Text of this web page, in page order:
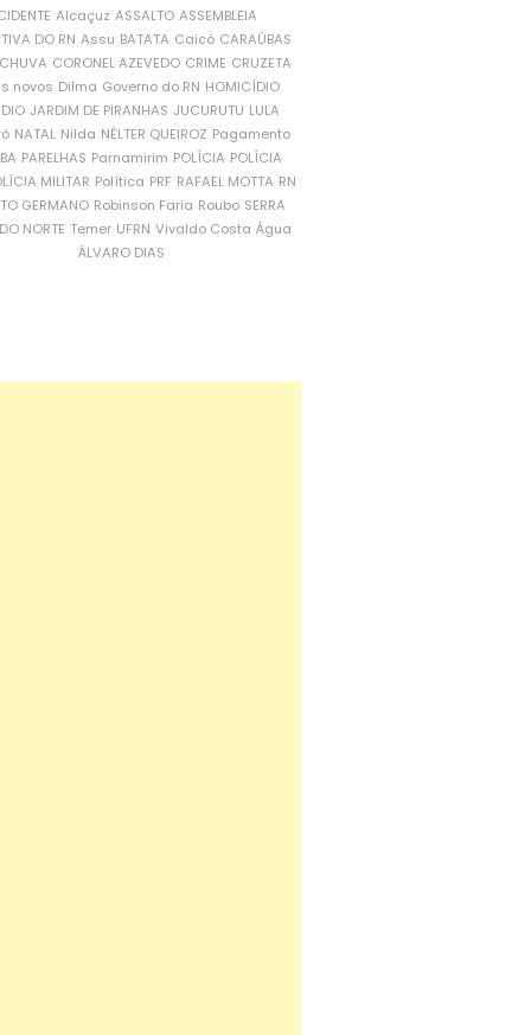
Alcaçuz ASSALTO ASSEMBLEIA
DO RN Assu BATATA Caicó CARAÚBAS
CORONEL AZEVEDO CRIME CRUZETA
novos Dilma Governo do RN HOMICÍDIO
JARDIM DE PIRANHAS JUCURUTU LULA
NATAL Nilda NÉLTER QUEIROZ Pagamento
PARELHAS Parnamirim POLÍCIA POLÍCIA
MILITAR Política PRF RAFAEL MOTTA RN
GERMANO Robinson Faria Roubo SERRA
NORTE Temer UFRN Vivaldo Costa Água
ÁLVARO DIAS